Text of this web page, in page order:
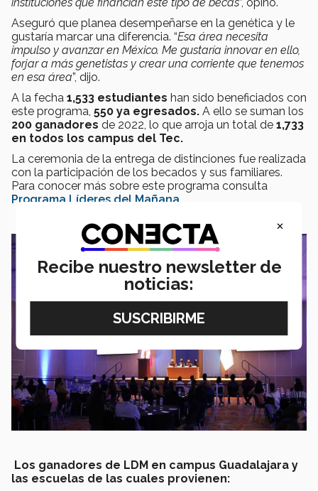
Aseguró que planea desempeñarse en la genética y le
gustaría marcar una diferencia. “Esa área necesita
impulso y avanzar en México. Me gustaría innovar en ello,
forjar a más genetistas y crear una corriente que tenemos
en esa área”, dijo.
A la fecha 1,533 estudiantes han sido beneficiados con
este programa, 550 ya egresados. A ello se suman los
200 ganadores de 2022, lo que arroja un total de 1,733
en todos los campus del Tec.
La ceremonia de la entrega de distinciones fue realizada
con la participación de los becados y sus familiares.
Para conocer más sobre este programa consulta
Programa Líderes del Mañana
Los ganadores de LDM en campus Guadalajara y
las escuelas de las cuales provienen:
×
Recibe nuestro newsletter de
noticias: